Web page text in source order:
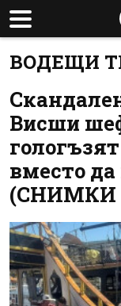
ВОДЕЩИ
Висши
вместо
(СНИМКИ